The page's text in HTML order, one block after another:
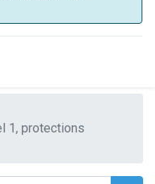
1, protections